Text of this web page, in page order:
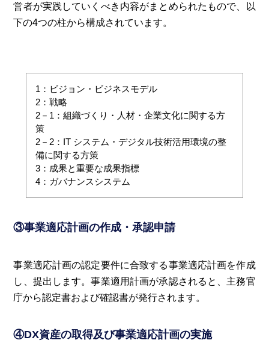
営者が実践していくべき内容がまとめられたもので、以
下の4つの柱から構成されています。
1：ビジョン・ビジネスモデル
2：戦略
2－1：組織づくり・人材・企業文化に関する方
策
2－2：IT システム・デジタル技術活用環境の整
備に関する方策
3：成果と重要な成果指標
4：ガバナンスシステム
③事業適応計画の作成・承認申請
事業適応計画の認定要件に合致する事業適応計画を作成
し、提出します。事業適用計画が承認されると、主務官
庁から認定書および確認書が発行されます。
④DX資産の取得及び事業適応計画の実施